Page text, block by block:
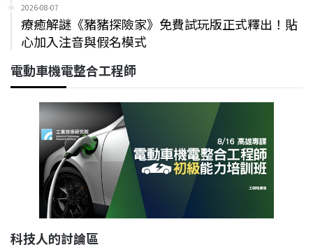
2026-08-07
療癒解謎《豬豬探險家》免費試玩版正式釋出！貼
心加入注音與假名模式
電動車機電整合工程師
科技人的討論區